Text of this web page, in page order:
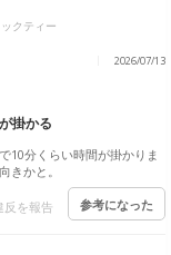
クティー
2026/07/13
掛かる
10分くらい時間が掛かりま
きかと。
反を報告 参考になった